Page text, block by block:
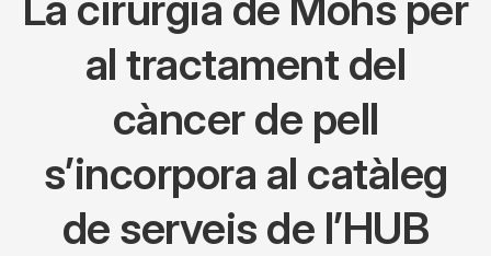
al tractament del
càncer de pell
s’incorpora al catàleg
de serveis de l’HUB